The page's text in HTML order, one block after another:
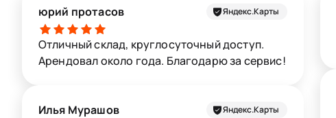
Яндекс.Карты
юрий протасов
Отличный склад, круглосуточный доступ.
Арендовал около года. Благодарю за сервис!
Яндекс.Карты
Илья Мурашов